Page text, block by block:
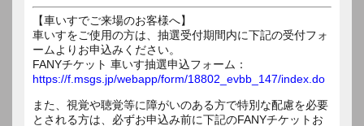
【車いすでご来場のお客様へ】
車いすをご使用の方は、抽選受付期間内に下記の受付フォ
ームよりお申込みください。
FANYチケット 車いす抽選申込フォーム：
https://f.msgs.jp/webapp/form/18802_evbb_147/index.do
また、視覚や聴覚等に障がいのある方で特別な配慮を必要
とされる方は、必ずお申込み前に下記のFANYチケットお